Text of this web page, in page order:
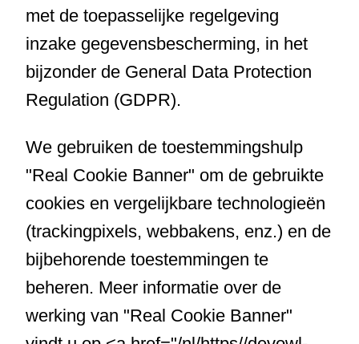
met de toepasselijke regelgeving
inzake gegevensbescherming, in het
bijzonder de General Data Protection
Regulation (GDPR).
We gebruiken de toestemmingshulp
"Real Cookie Banner" om de gebruikte
cookies en vergelijkbare technologieën
(trackingpixels, webbakens, enz.) en de
bijbehorende toestemmingen te
beheren. Meer informatie over de
werking van "Real Cookie Banner"